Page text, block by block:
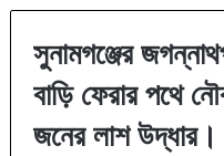
সুনামগঞ্জের
বাড়ি ফেরার পথে
জনের লাশ উদ্ধার।